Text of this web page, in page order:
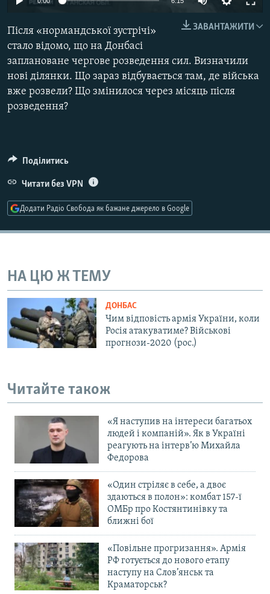
ФОТО
СПЕЦПРОЄКТИ
ПОДКАСТИ
КРИМ РЕАЛІЇ
КТАТ
ДОЛУЧАЙСЯ!
Усі сайти RFE/RL
ЗАВАНТАЖИТИ
Після «нормандської зустрічі»
стало відомо, що на Донбасі
заплановане чергове розведення сил. Визначили
нові ділянки. Що зараз відбувається там, де війська
вже розвели? Що змінилося через місяць після
розведення?
Поділитись
Читати без VPN
Додати Радіо Свобода як бажане джерело в Google
НА ЦЮ Ж ТЕМУ
ДОНБАС
Чим відповість армія України, коли
Росія атакуватиме? Військові
прогнози-2020 (рос.)
Читайте також
«Я наступив на інтереси багатьох
людей і компаній». Як в Україні
реагують на інтерв’ю Михайла
Федорова
«Один стріляє в себе, а двоє
здаються в полон»: комбат 157-ї
ОМБр про Костянтинівку та
ближні бої
«Повільне прогризання». Армія
РФ готується до нового етапу
наступу на Слов’янськ та
Краматорськ?